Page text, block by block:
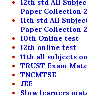
12th std All
Paper Collection
11th std All
Paper Collection
10th Online test
12th online test
11th all subjects
TRUST Exam
TNCMTSE
JEE
Slow learners